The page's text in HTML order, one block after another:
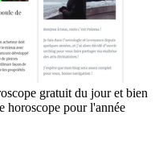
gratuit du jour et bien
horoscope pour l'année